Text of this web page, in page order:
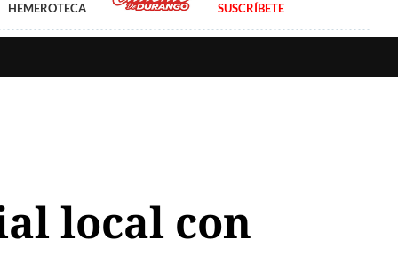
HEMEROTECA SUSCRÍBETE
local con